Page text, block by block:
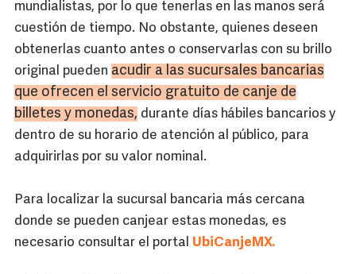
mundialistas, por lo que tenerlas en las manos será
cuestión de tiempo. No obstante, quienes deseen
obtenerlas cuanto antes o conservarlas con su brillo
original pueden acudir a las sucursales bancarias
que ofrecen el servicio gratuito de canje de
billetes y monedas, durante días hábiles bancarios y
dentro de su horario de atención al público, para
adquirirlas por su valor nominal.
Para localizar la sucursal bancaria más cercana
donde se pueden canjear estas monedas, es
necesario consultar el portal UbiCanjeMX.